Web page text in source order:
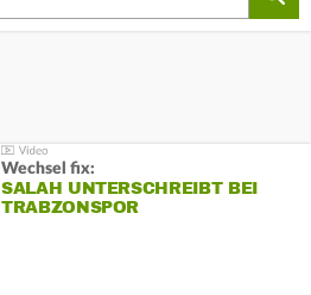
Wechsel fix:
SALAH UNTERSCHREIBT BEI
TRABZONSPOR